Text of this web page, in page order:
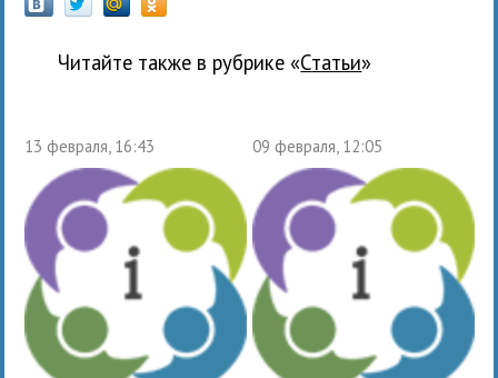
Читайте также в рубрике « Статьи»
13 февраля, 16:43 09 февраля, 12:05